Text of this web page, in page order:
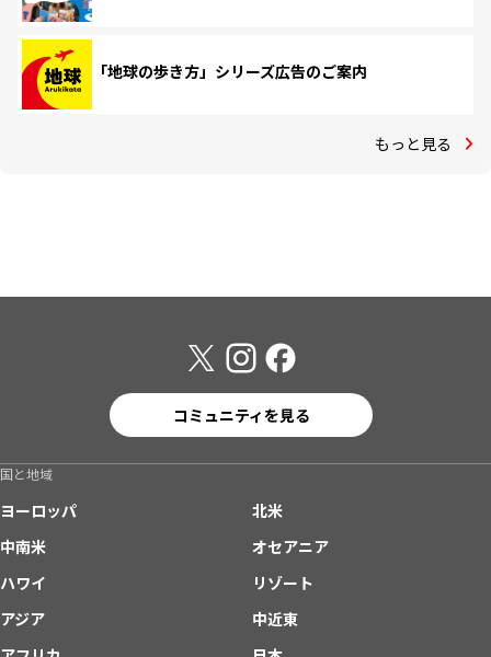
「地球の歩き方」シリーズ広告のご案内
もっと見る
コミュニティを見る
国と地域
ヨーロッパ
北米
中南米
オセアニア
ハワイ
リゾート
アジア
中近東